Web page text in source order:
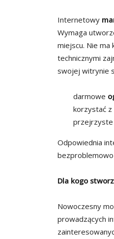
Internetowy
Wymaga
miejscu. Nie
technicznymi
swojej witrynie
darmowe
korzystać z
przejrzyste
Odpowiednia
Dla kogo
Nowoczesny
prowadzących